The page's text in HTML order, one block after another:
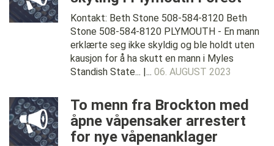
Kontakt: Beth Stone 508-584-8120 Beth
Stone 508-584-8120 PLYMOUTH - En mann
erklærte seg ikke skyldig og ble holdt uten
kausjon for å ha skutt en mann i Myles
Standish State... |... 06. AUGUST 2023
To menn fra Brockton med
åpne våpensaker arrestert
for nye våpenanklager